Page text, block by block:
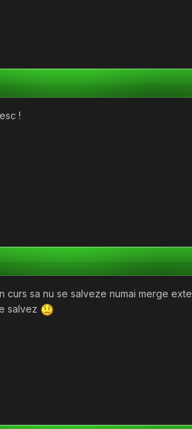
!
curs sa nu se salveze numai merge
salvez